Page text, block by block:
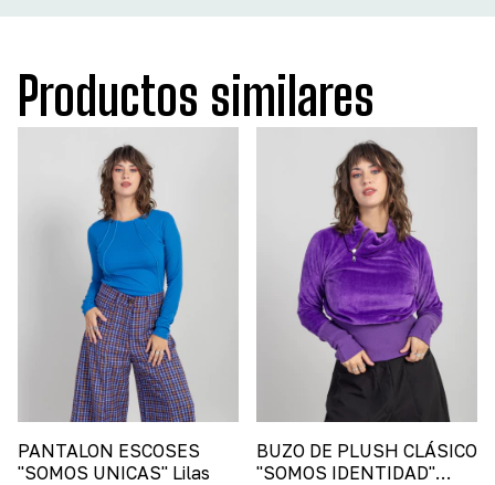
Productos similares
PANTALON ESCOSES
"SOMOS UNICAS" Lilas
BUZO DE PLUSH CLÁSICO
"SOMOS IDENTIDAD"